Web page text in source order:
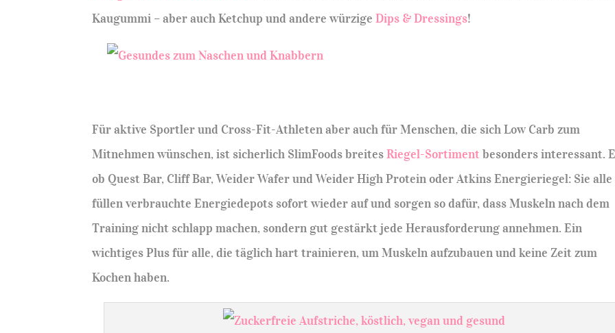
Kaugummi – aber auch Ketchup und andere würzigeDips & Dressings!
Für aktive Sportler und Cross-Fit-Athleten aber auch für Menschen, die sich Low Carb zum
Mitnehmen wünschen, ist sicherlich SlimFoods breitesRiegel-Sortimentbesonders interessant.
ob Quest Bar, Cliff Bar, Weider Wafer und Weider High Protein oder Atkins Energieriegel: Sie alle
füllen verbrauchte Energiedepots sofort wieder auf und sorgen so dafür, dass Muskeln nach dem
Training nicht schlapp machen, sondern gut gestärkt jede Herausforderung annehmen. Ein
wichtiges Plus für alle, die täglich hart trainieren, um Muskeln aufzubauen und keine Zeit zum
Kochen haben.